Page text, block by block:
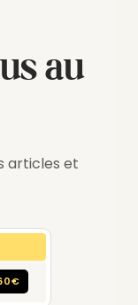
au
articles et